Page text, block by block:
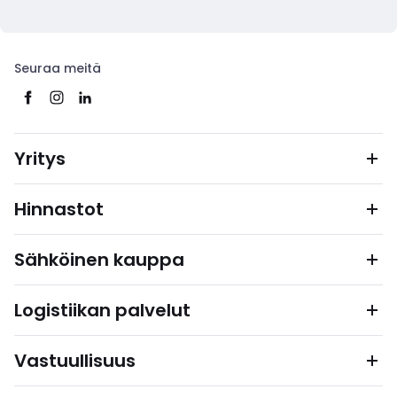
Seuraa meitä
Yritys
Hinnastot
Sähköinen kauppa
Logistiikan palvelut
Vastuullisuus